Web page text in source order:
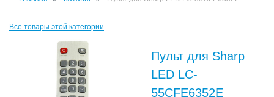
Все товары этой категории
Пульт для Sharp
LED LC-
55CFE6352E